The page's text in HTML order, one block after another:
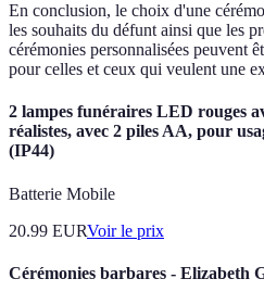
En conclusion, le choix d'une
les souhaits du défunt ainsi que les
cérémonies personnalisées peuvent
pour celles et ceux qui veulent une
2 lampes funéraires LED rouges
réalistes, avec 2 piles AA, pour
(IP44)
Batterie Mobile
20.99 EURVoir le prix
Cérémonies barbares - Elizabeth